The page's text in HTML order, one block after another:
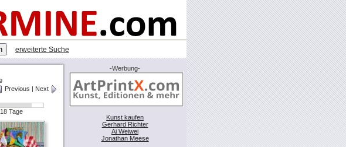
erweiterte Suche
Previous | Next
Tage
-Werbung-
Kunst kaufen
Gerhard Richter
Ai Weiwei
Jonathan Meese